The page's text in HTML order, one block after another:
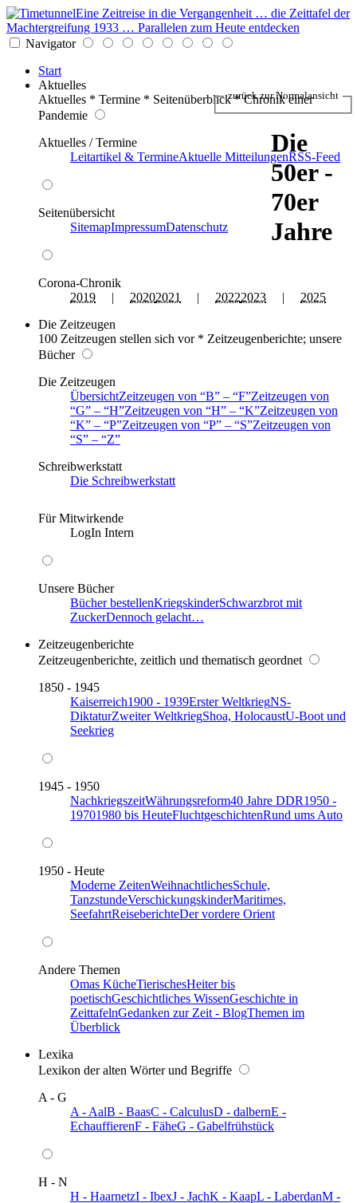
Eine Zeitreise in die Vergangenheit … die Zeittafel der
Machtergreifung 1933 … Parallelen zum Heute entdecken
Navigator
Start
Aktuelles
Aktuelles * Termine * Seitenüberblick * Chronik einer
Pandemie
Aktuelles / Termine
Leitartikel & TermineAktuelle MitteilungenRSS-Feed
Seitenübersicht
SitemapImpressumDatenschutz
Corona-Chronik
2019 | 20202021 | 20222023 | 2025
Die Zeitzeugen
100 Zeitzeugen stellen sich vor * Zeitzeugenberichte; unsere
Bücher
Die Zeitzeugen
ÜbersichtZeitzeugen von B – F Zeitzeugen von
G
– H Zeitzeugen von H – K Zeitzeugen von
K
– P Zeitzeugen von P – S Zeitzeugen von
S
–
Z
Schreibwerkstatt
Die Schreibwerkstatt
Für Mitwirkende
LogIn Intern
Unsere Bücher
Bücher bestellenKriegskinderSchwarzbrot mit
ZuckerDennoch gelacht…
Zeitzeugenberichte
Zeitzeugenberichte, zeitlich und thematisch geordnet
1850 - 1945
Kaiserreich1900 - 1939Erster WeltkriegNS-
DiktaturZweiter WeltkriegShoa, HolocaustU-Boot und
Seekrieg
1945 - 1950
NachkriegszeitWährungsreform40 Jahre DDR1950 -
19701980 bis HeuteFluchtgeschichtenRund ums Auto
1950 - Heute
Moderne ZeitenWeihnachtlichesSchule,
TanzstundeVerschickungskinderMaritimes,
SeefahrtReiseberichteDer vordere Orient
Andere Themen
Omas KücheTierischesHeiter bis
poetischGeschichtliches WissenGeschichte in
ZeittafelnGedanken zur Zeit - BlogThemen im
Überblick
Lexika
Lexikon der alten Wörter und Begriffe
A - G
A - AalB - BaasC - CalculusD - dalbernE -
EchauffierenF - FäheG - Gabelfrühstück
H - N
H - HaarnetzI - IbexJ - JachK - KaapL - LaberdanM -
Die
50er -
70er
Jahre
zurück zur Normalansicht